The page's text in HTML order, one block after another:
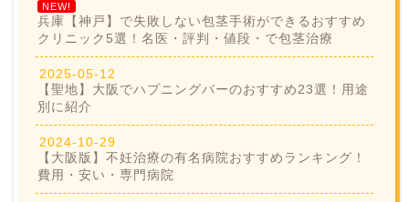
NEW!
兵庫【神戸】で失敗しない包茎手術ができるおすすめ
クリニック5選！名医・評判・値段・で包茎治療
2025-05-12
【聖地】大阪でハプニングバーのおすすめ23選！用途
別に紹介
2024-10-29
【大阪版】不妊治療の有名病院おすすめランキング！
費用・安い・専門病院